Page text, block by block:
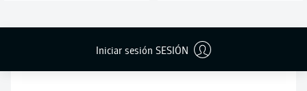
Iniciar sesión SESIÓN
GOLES ASISTENCIAS
1
PENALES
0
ACTUALIZADO